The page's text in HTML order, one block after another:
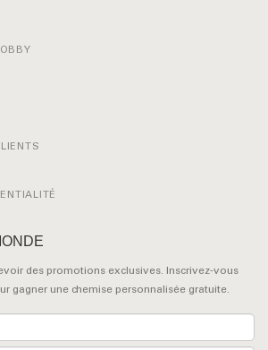
des promotions exclusives. Inscrivez-vous
gagner une chemise personnalisée gratuite.